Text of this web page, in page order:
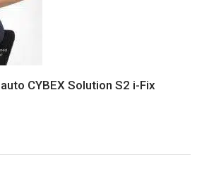
CYBEX Solution S2 i-Fix